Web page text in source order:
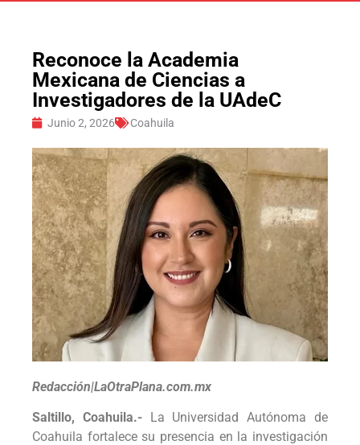
Reconoce la Academia
Mexicana de Ciencias a
Investigadores de la UAdeC
Junio 2, 2026 Coahuila
Redacción|LaOtraPlana.com.mx
Saltillo, Coahuila.- La Universidad Autónoma de
Coahuila fortalece su presencia en la investigación